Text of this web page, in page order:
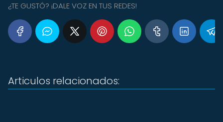
¿TE GUSTÓ? ¡DALE VOZ EN TUS REDES!
Articulos relacionados: